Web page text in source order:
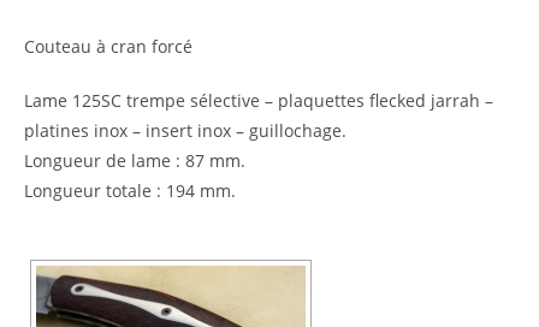
Couteau à cran forcé
Lame 125SC trempe sélective – plaquettes flecked jarrah –
platines inox – insert inox – guillochage.
Longueur de lame : 87 mm.
Longueur totale : 194 mm.